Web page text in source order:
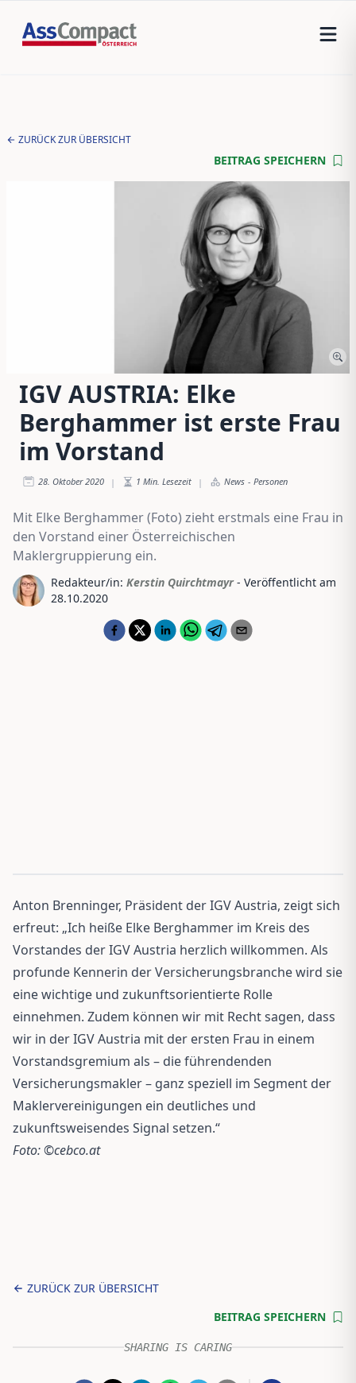
ZURÜCK ZUR ÜBERSICHT
BEITRAG SPEICHERN
IGV AUSTRIA: Elke
Berghammer ist erste Frau
im Vorstand
28. Oktober 2020 | 1 Min. Lesezeit | News - Personen
Mit Elke Berghammer (Foto) zieht erstmals eine Frau in
den Vorstand einer Österreichischen
Maklergruppierung ein.
Redakteur/in: Kerstin Quirchtmayr - Veröffentlicht am
28.10.2020
Anton Brenninger, Präsident der IGV Austria, zeigt sich
erfreut: „Ich heiße Elke Berghammer im Kreis des
Vorstandes der IGV Austria herzlich willkommen. Als
profunde Kennerin der Versicherungsbranche wird sie
eine wichtige und zukunftsorientierte Rolle
einnehmen. Zudem können wir mit Recht sagen, dass
wir in der IGV Austria mit der ersten Frau in einem
Vorstandsgremium als – die führendenden
Versicherungsmakler – ganz speziell im Segment der
Maklervereinigungen ein deutliches und
zukunftsweisendes Signal setzen.“
Foto: ©cebco.at
ZURÜCK ZUR ÜBERSICHT
BEITRAG SPEICHERN
SHARING IS CARING